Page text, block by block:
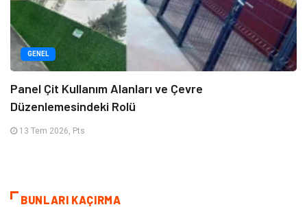
GENEL
Panel Çit Kullanım Alanları ve Çevre
Düzenlemesindeki Rolü
13 Tem 2026, Pts
BUNLARI KAÇIRMA